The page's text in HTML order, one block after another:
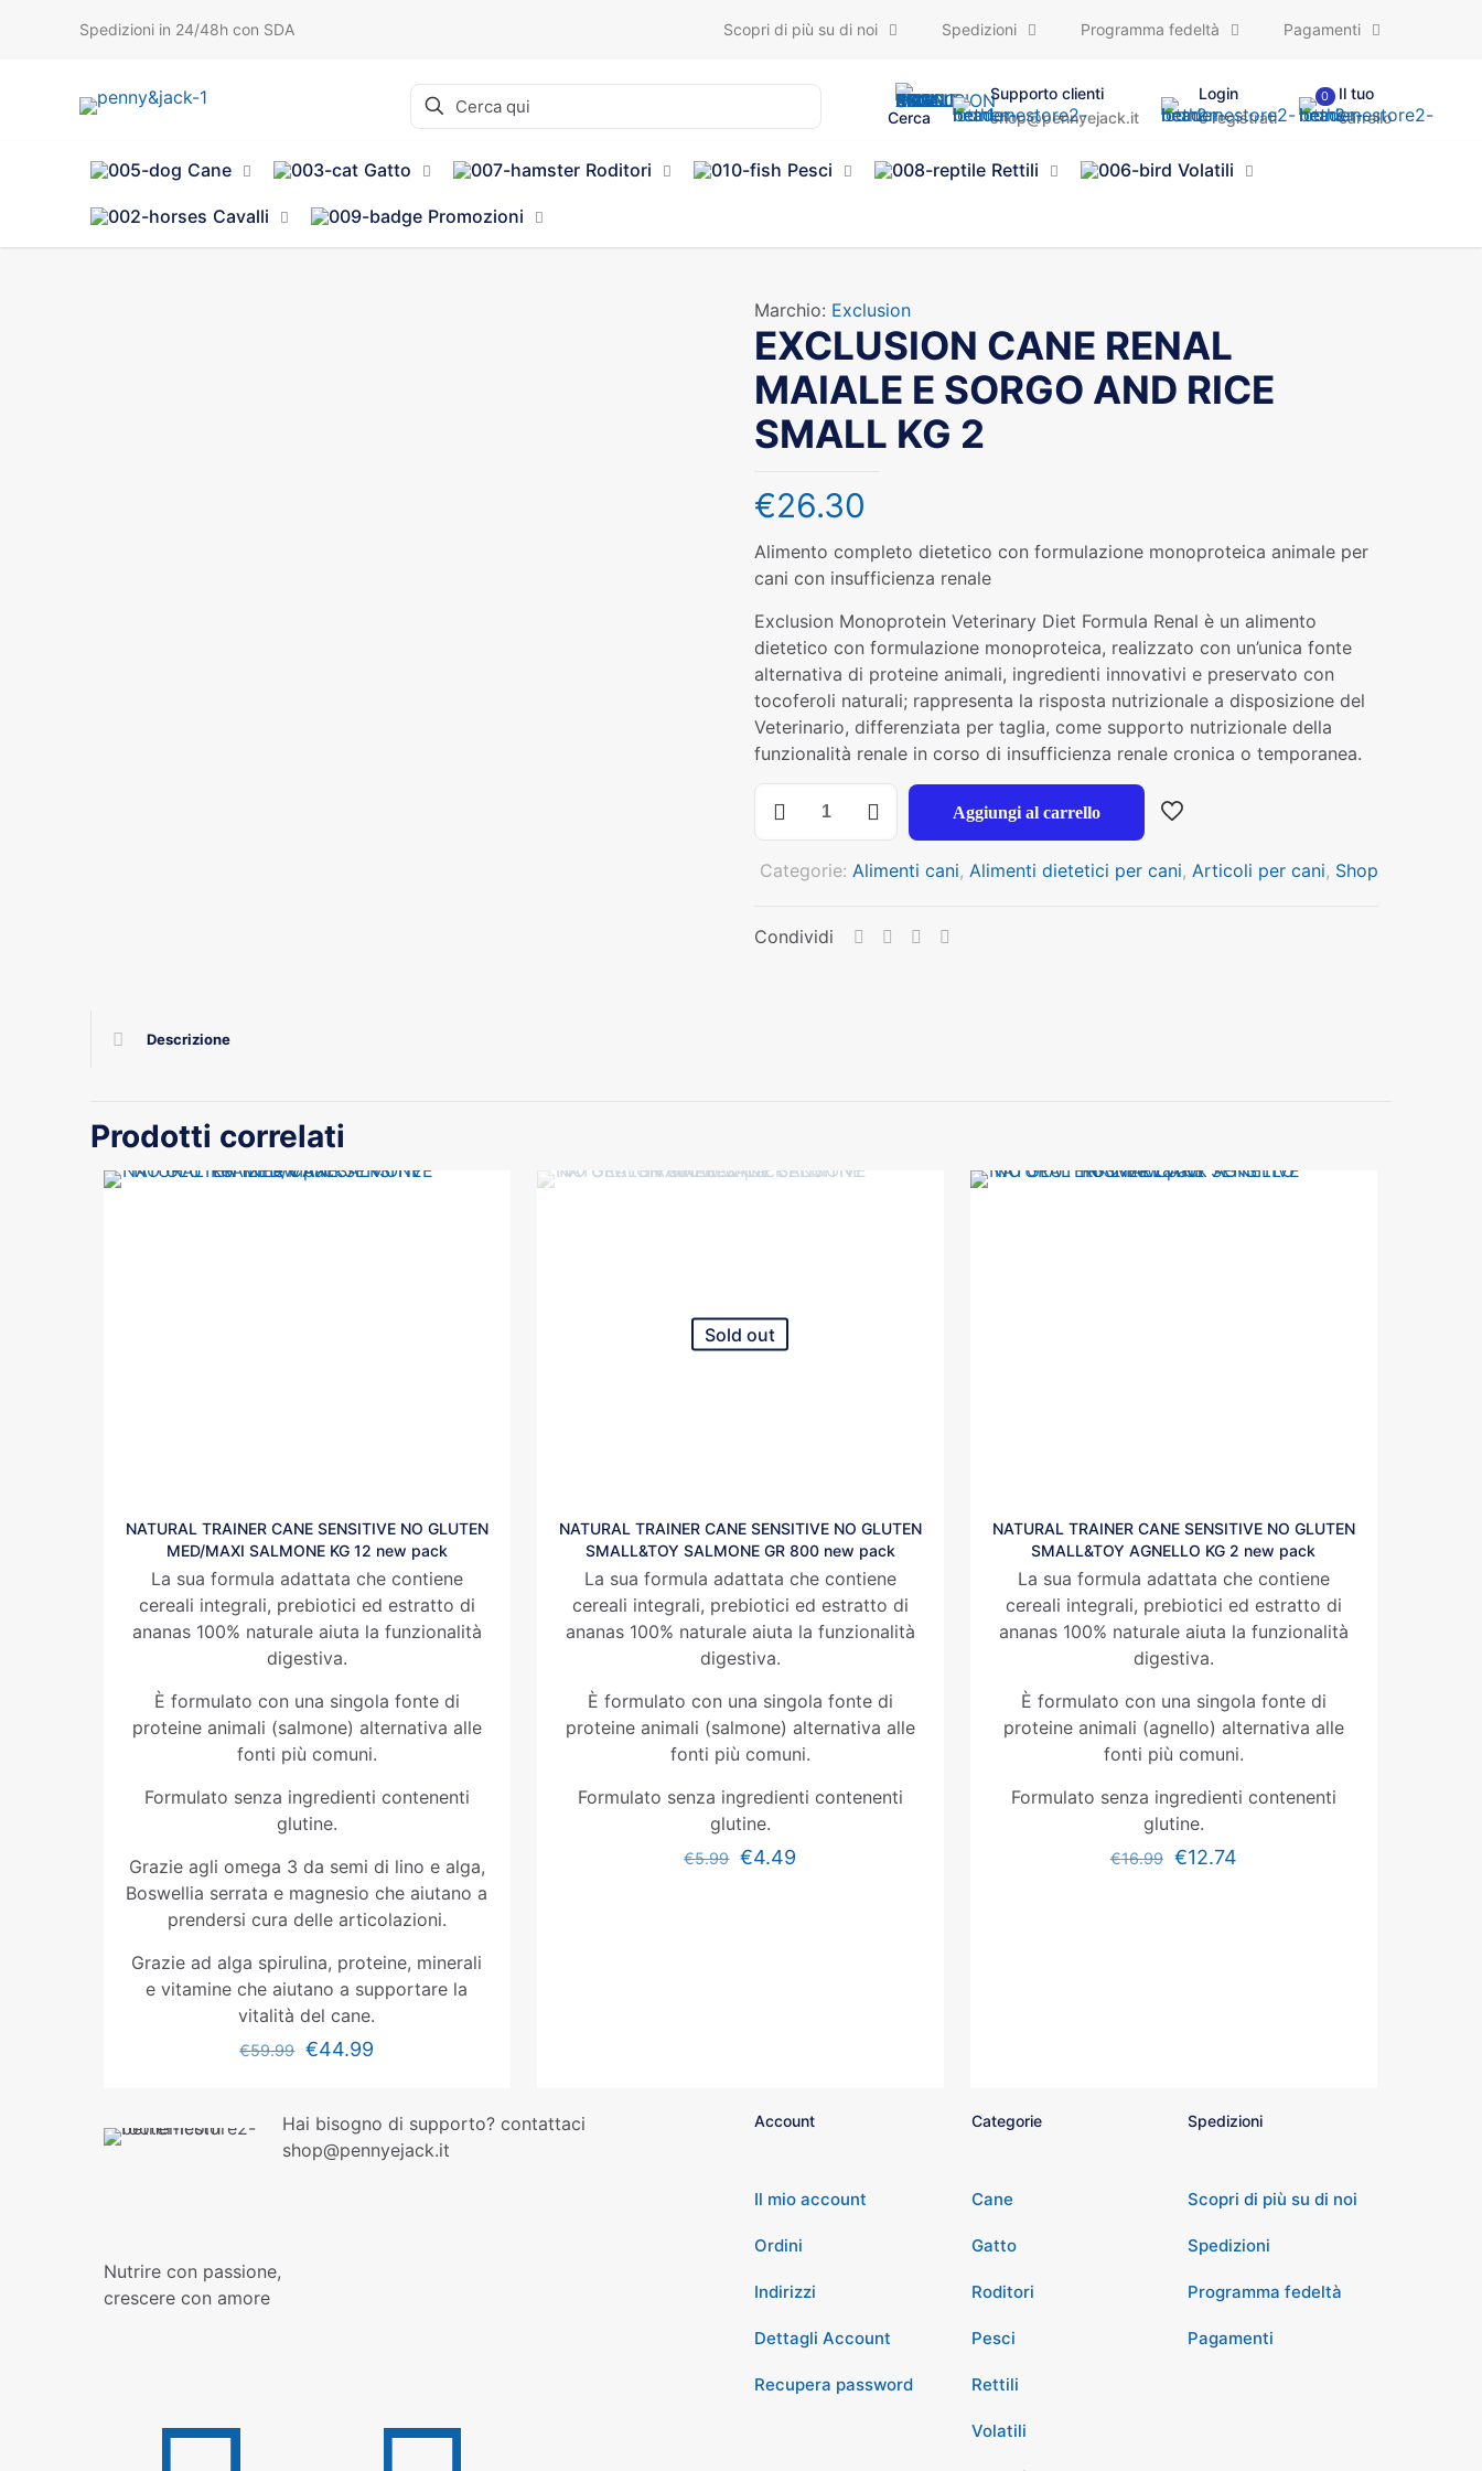
Spedizioni in 24/48h con SDA Scopri di più su di noi Spedizioni Programma fedeltà Pagamenti
Cerca
Supporto clienti
shop@pennyejack.it
Login
o registrati
0
Il tuo
carrello
Cane Gatto Roditori Pesci Rettili Volatili
Cavalli Promozioni
Marchio: Exclusion
EXCLUSION CANE RENAL
MAIALE E SORGO AND RICE
SMALL KG 2
€26.30
Alimento completo dietetico con formulazione monoproteica animale per
cani con insufficienza renale
Exclusion Monoprotein Veterinary Diet Formula Renal è un alimento
dietetico con formulazione monoproteica, realizzato con un’unica fonte
alternativa di proteine animali, ingredienti innovativi e preservato con
tocoferoli naturali; rappresenta la risposta nutrizionale a disposizione del
Veterinario, differenziata per taglia, come supporto nutrizionale della
funzionalità renale in corso di insufficienza renale cronica o temporanea.
CANE
MAIALE
SORGO
Aggiungi al carrello
Categorie: Alimenti cani, Alimenti dietetici per cani, Articoli per cani, Shop
Condividi
Descrizione
Prodotti correlati
NATURAL TRAINER CANE SENSITIVE NO GLUTEN
MED/MAXI SALMONE KG 12 new pack
La sua formula adattata che contiene
cereali integrali, prebiotici ed estratto di
ananas 100% naturale aiuta la funzionalità
digestiva.
È formulato con una singola fonte di
proteine animali (salmone) alternativa alle
fonti più comuni.
Formulato senza ingredienti contenenti
glutine.
Grazie agli omega 3 da semi di lino e alga,
Boswellia serrata e magnesio che aiutano a
prendersi cura delle articolazioni.
Grazie ad alga spirulina, proteine, minerali
e vitamine che aiutano a supportare la
vitalità del cane.
€59.99 €44.99
Sold out
NATURAL TRAINER CANE SENSITIVE NO GLUTEN
SMALL&TOY SALMONE GR 800 new pack
La sua formula adattata che contiene
cereali integrali, prebiotici ed estratto di
ananas 100% naturale aiuta la funzionalità
digestiva.
È formulato con una singola fonte di
proteine animali (salmone) alternativa alle
fonti più comuni.
Formulato senza ingredienti contenenti
glutine.
€5.99 €4.49
NATURAL TRAINER CANE SENSITIVE NO GLUTEN
SMALL&TOY AGNELLO KG 2 new pack
La sua formula adattata che contiene
cereali integrali, prebiotici ed estratto di
ananas 100% naturale aiuta la funzionalità
digestiva.
È formulato con una singola fonte di
proteine animali (agnello) alternativa alle
fonti più comuni.
Formulato senza ingredienti contenenti
glutine.
€16.99 €12.74
Hai bisogno di supporto? contattaci
shop@pennyejack.it
Nutrire con passione,
crescere con amore
Account
Il mio account
Ordini
Indirizzi
Dettagli Account
Recupera password
Categorie
Cane
Gatto
Roditori
Pesci
Rettili
Volatili
Spedizioni
Scopri di più su di noi
Spedizioni
Programma fedeltà
Pagamenti